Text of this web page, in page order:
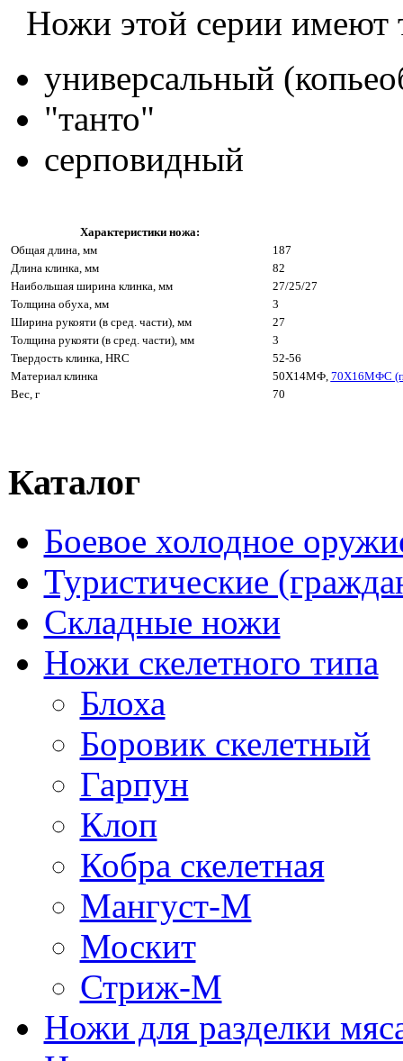
Ножи этой серии имеют
универсальный
"танто"
серповидный
Характеристики ножа:
Общая длина, мм
187
Длина клинка, мм
82
Наибольшая ширина клинка, мм
27/25/27
Толщина обуха, мм
3
Ширина рукояти (в сред. части), мм
27
Толщина рукояти (в сред. части), мм
3
Твердость клинка, HRC
52-56
Материал клинка
50Х14МФ, 70Х16МФС
Вес, г
70
Каталог
Боевое холодное
Туристические
Складные ножи
Ножи скелетного типа
Блоха
Боровик скелетный
Гарпун
Клоп
Кобра скелетная
Мангуст-М
Москит
Стриж-М
Ножи для разделки